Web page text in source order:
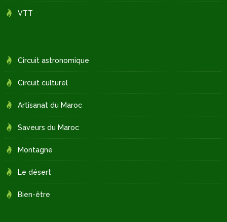
VTT
Circuit astronomique
Circuit culturel
Artisanat du Maroc
Saveurs du Maroc
Montagne
Le désert
Bien-être